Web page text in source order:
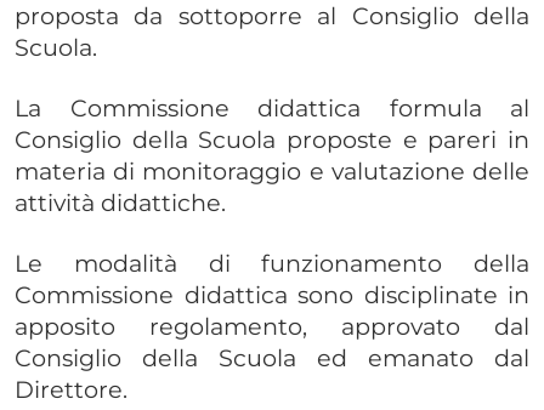
proposta da sottoporre al Consiglio della
Scuola.
La Commissione didattica formula al
Consiglio della Scuola proposte e pareri in
materia di monitoraggio e valutazione delle
attività didattiche.
Le modalità di funzionamento della
Commissione didattica sono disciplinate in
apposito regolamento, approvato dal
Consiglio della Scuola ed emanato dal
Direttore.